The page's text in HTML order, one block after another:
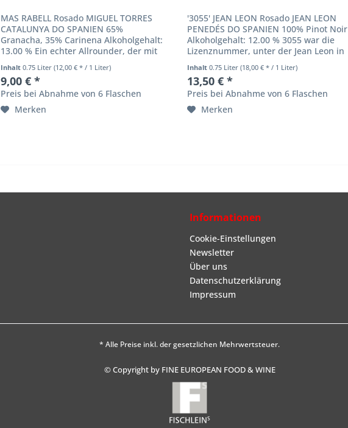
MAS RABELL Rosado MIGUEL TORRES
CATALUNYA DO SPANIEN 65%
Granacha, 35% Carinena Alkoholgehalt:
13.00 % Ein echter Allrounder, der mit
einer unendlichen Vielzahl von Speisen
harmoniert. Allergene:...
Inhalt0.75 Liter(12,00 € * / 1 Liter)
9,00 € *
Preis bei Abnahme von 6 Flaschen
Merken
'3055' JEAN LEON Rosado JEAN LEON
PENEDÉS DO SPANIEN 100% Pinot Noir
Alkoholgehalt: 12.00 % 3055 war die
Lizenznummer, unter der Jean Leon in
NYC als Taxifahrer gearbeitet hatte. Es
war einer...
Inhalt0.75 Liter(18,00 € * / 1 Liter)
13,50 € *
Preis bei Abnahme von 6 Flaschen
Merken
Informationen
Cookie-Einstellungen
Newsletter
Über uns
Datenschutzerklärung
Impressum
* Alle Preise inkl. der gesetzlichen Mehrwertsteuer.
© Copyright by FINE EUROPEAN FOOD & WINE